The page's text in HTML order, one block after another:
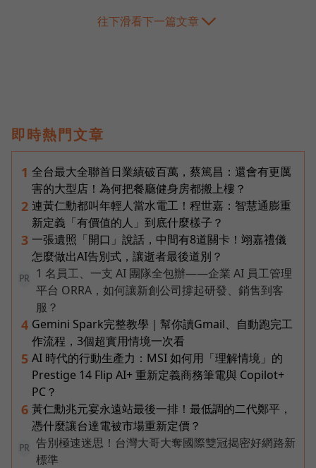
往下滑看下一篇文章
即時熱門文章
1 全台最大全聯首日業績破百萬，蔡篤昌：還會有更厲
害的大型店！為何把餐廳健身房都搬上樓？
2 連黃仁勳都叫年輕人當水電工！程世嘉：智慧通膨重
新定義「有價值的人」到底什麼樣子？
3 一張遺照「開口」說話，中間有8道關卡！翊嘉禮儀
怎麼做出AI告別式，讓逝者最後道別？
PR
1 名員工、一支 AI 團隊全包辦——企業 AI 員工管理
平台 ORRA，如何讓新創公司撐起研發、銷售到客
服？
4 Gemini Spark完整教學｜幫你讀Gmail、自動跑完工
作流程，3個超實用情境一次看
5 AI 時代的行動生產力：MSI 如何用「理解情境」的
Prestige 14 Flip AI+ 重新定義商務筆電與 Copilot+
PC？
6 黃仁勳兆元宴永遠站最後一排！最低調的二代鄭平，
憑什麼讓台達電被市場重新定價？
PR
告別極速迷思！台灣大哥大奪國際雙冠揭密好網路新
標準